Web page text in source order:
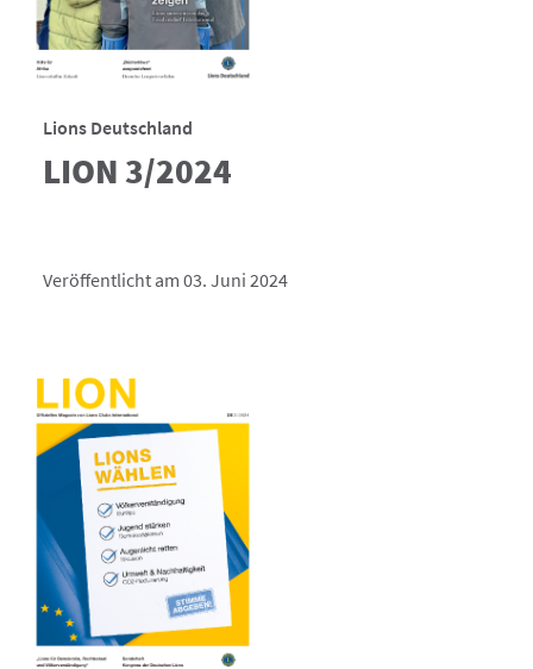
Lions Deutschland
LION 3/2024
Veröffentlicht am 03. Juni 2024